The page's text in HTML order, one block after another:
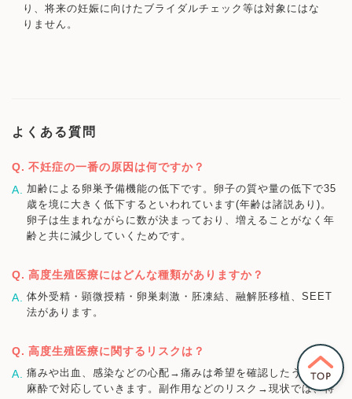
り、将来の妊娠に向けたブライダルチェック等は対象にはな
りません。
よくある質問
不妊症の一番の原因は何ですか？
加齢による卵巣予備機能の低下です。卵子の質や量の低下で35
歳を境に大きく低下するといわれています(年齢は諸説あり)。
卵子は生まれながらに数が決まっており、増えることがなく年
齢と共に減少していくためです。
高度生殖医療にはどんな種類がありますか？
体外受精・顕微授精・卵巣刺激・胚凍結、融解胚移植、SEET
法があります。
高度生殖医療に関するリスクは？
痛みや出血、感染などの心配→痛みは希望を確認したうえでの
麻酔で対応していきます。副作用などのリスク→現状では、特